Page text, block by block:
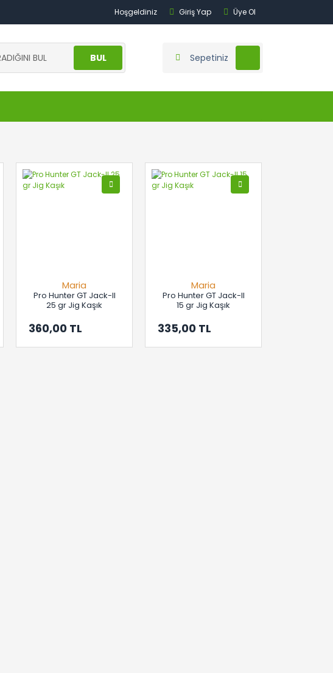
Hoşgeldiniz Giriş Yap Üye Ol
BUL Sepetiniz
Maria
Pro Hunter GT Jack-II
25 gr Jig Kaşık
360,00 TL
Maria
Pro Hunter GT Jack-II
15 gr Jig Kaşık
335,00 TL